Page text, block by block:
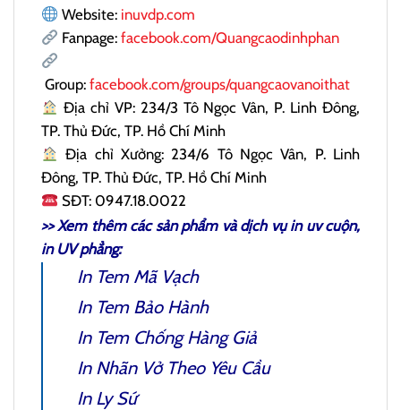
Website: inuvdp.com
Fanpage: facebook.com/Quangcaodinhphan
Group: facebook.com/groups/quangcaovanoithat
Địa chỉ VP: 234/3 Tô Ngọc Vân, P. Linh Đông,
TP. Thủ Đức, TP. Hồ Chí Minh
Địa chỉ Xưởng: 234/6 Tô Ngọc Vân, P. Linh
Đông, TP. Thủ Đức, TP. Hồ Chí Minh
SĐT: 0947.18.0022
>> Xem thêm các sản phẩm và dịch vụin uv cuộn,
in UV phẳng:
In Tem Mã Vạch
In Tem Bảo Hành
In Tem Chống Hàng Giả
In Nhãn VởTheo Yêu Cầu
In Ly Sứ